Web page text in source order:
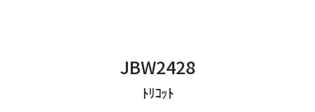
JBW2428
ﾄﾘｺｯﾄ